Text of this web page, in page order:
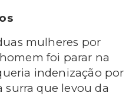
mulheres por
foi parar na
indenização por
surra que levou da